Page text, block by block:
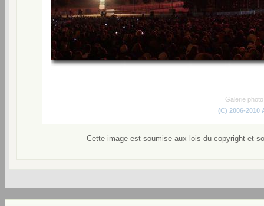
Galerie
(C) 2006-2010
Cette image est soumise aux lois du copyright et